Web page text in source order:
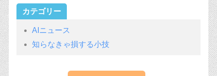
カテゴリー
AIニュース
知らなきゃ損する小技